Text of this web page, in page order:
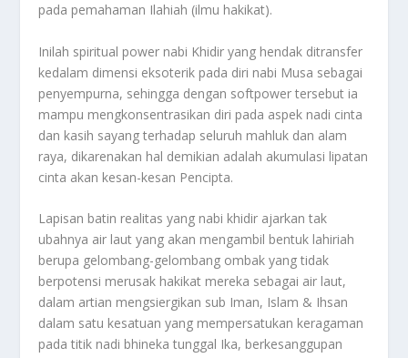
pada pemahaman Ilahiah (ilmu hakikat).
Inilah spiritual power nabi Khidir yang hendak ditransfer
kedalam dimensi eksoterik pada diri nabi Musa sebagai
penyempurna, sehingga dengan softpower tersebut ia
mampu mengkonsentrasikan diri pada aspek nadi cinta
dan kasih sayang terhadap seluruh mahluk dan alam
raya, dikarenakan hal demikian adalah akumulasi lipatan
cinta akan kesan-kesan Pencipta.
Lapisan batin realitas yang nabi khidir ajarkan tak
ubahnya air laut yang akan mengambil bentuk lahiriah
berupa gelombang-gelombang ombak yang tidak
berpotensi merusak hakikat mereka sebagai air laut,
dalam artian mengsiergikan sub Iman, Islam & Ihsan
dalam satu kesatuan yang mempersatukan keragaman
pada titik nadi bhineka tunggal Ika, berkesanggupan